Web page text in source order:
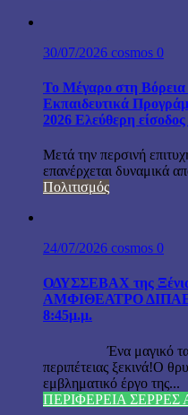
30/07/2026 cosmos 0
Το Μέγαρο στη Βόρεια
Εκπαιδευτικά
2026 Ελεύθερη
Μετά την περσινή
επανέρχεται δυναμικά
Πολιτισμός
24/07/2026 cosmos 0
ΟΔΥΣΣΕΒΑΧ της
ΑΜΦΙΘΕΑΤΡΟ ΔΙΠΑΕ
8:45μ.μ.
Ένα μαγικό ταξίδι
περιπέτειας ξεκινά!Ο
εμβληματικό έργο της...
ΠΕΡΙΦΕΡΕΙΑ